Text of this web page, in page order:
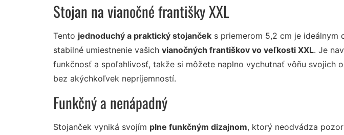
Stojan na vianočné františky XXL
Tento jednoduchý a praktický stojanček s priemerom 5,2 cm je ideálnym
stabilné umiestnenie vašich vianočných františkov vo veľkosti XXL. Je
funkčnosť a spoľahlivosť, takže si môžete naplno vychutnať vôňu svojich
bez akýchkoľvek nepríjemností.
Funkčný a nenápadný
Stojanček vyniká svojím plne funkčným dizajnom, ktorý neodvádza